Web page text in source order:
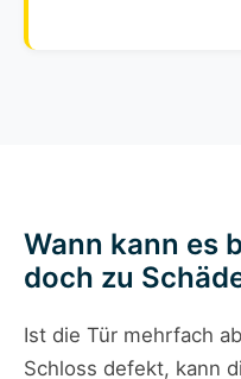
Wann kann es
doch zu
Ist die Tür mehrfach
Schloss defekt, kann